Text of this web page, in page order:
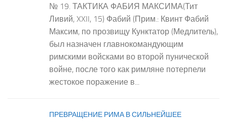
№ 19. ТАКТИКА ФАБИЯ МАКСИМА(Тит
Ливий, XXII, 15) Фабий (Прим.: Квинт Фабий
Максим, по прозвищу Кунктатор (Медлитель),
был назначен главнокомандующим
римскими войсками во второй пунической
войне, после того как римляне потерпели
жестокое поражение в...
ПРЕВРАЩЕНИЕ РИМА В СИЛЬНЕЙШЕЕ